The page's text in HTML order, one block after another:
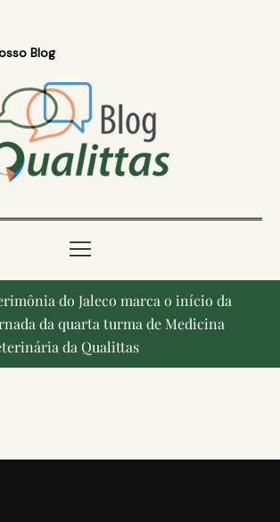
Blog
do Jaleco marca o início da
da quarta turma de Medicina
da Qualittas
Portas Abertas! e aniversário de
cidade onde nasceu a instituição,
destaque na imprensa